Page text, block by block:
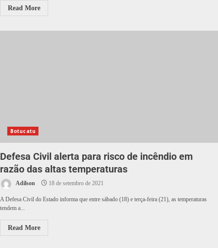
Read More
Botucatu
Defesa Civil alerta para risco de incêndio em
razão das altas temperaturas
Adilson 18 de setembro de 2021
A Defesa Civil do Estado informa que entre sábado (18) e terça-feira (21), as temperaturas
tendem a...
Read More